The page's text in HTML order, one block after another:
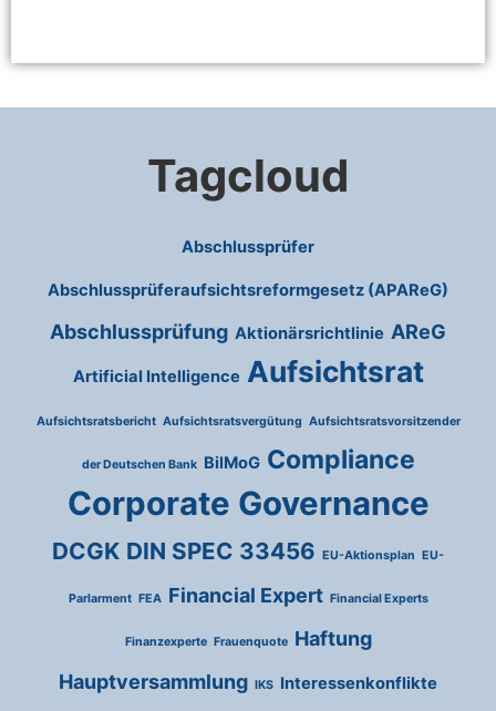
Tagcloud
Abschlussprüfer
Abschlussprüferaufsichtsreformgesetz (APAReG)
Abschlussprüfung Aktionärsrichtlinie AReG
Artificial Intelligence Aufsichtsrat
Aufsichtsratsbericht Aufsichtsratsvergütung Aufsichtsratsvorsitzender
der Deutschen Bank BilMoG Compliance
Corporate Governance
DCGK DIN SPEC 33456 EU-Aktionsplan EU-
Parlarment FEA Financial Expert Financial Experts
Finanzexperte Frauenquote Haftung
Hauptversammlung IKS Interessenkonflikte